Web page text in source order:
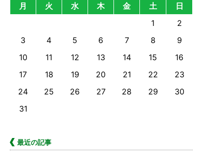
月
火 水 木 金 土
日
1
2
3
4 5 6 7 8
9
10
11 12 13 14 15
16
17
18 19 20 21 22
23
24
25 26 27 28 29
30
31
最近の記事